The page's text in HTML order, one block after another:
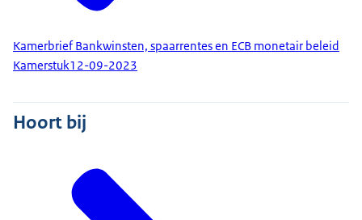
Kamerbrief Bankwinsten, spaarrentes en ECB monetair beleid
Kamerstuk12-09-2023
Hoort bij